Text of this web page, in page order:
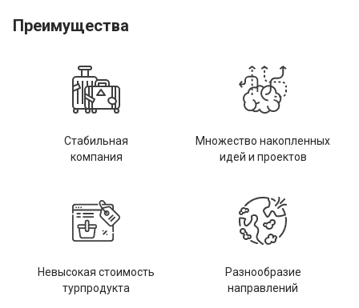
Преимущества
Стабильная
компания
Множество накопленных
идей и проектов
Невысокая стоимость
турпродукта
Разнообразие
направлений